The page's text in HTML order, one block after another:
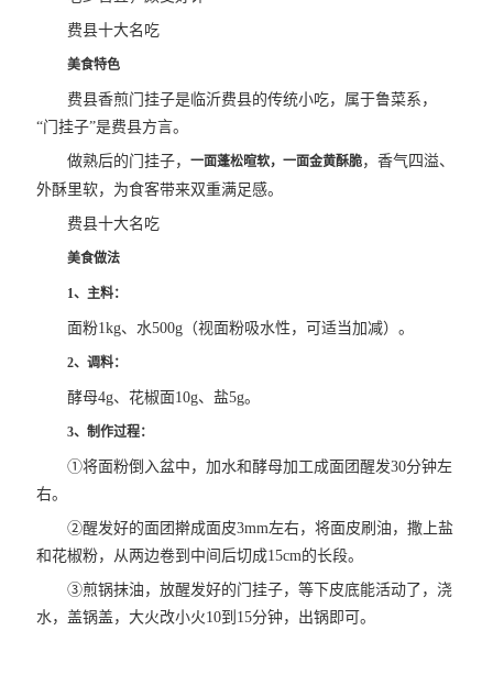
费县十大名吃
美食特色
费县香煎门挂子是临沂费县的传统小吃，属于鲁菜系，
“门挂子”是费县方言。
做熟后的门挂子，一面蓬松暄软，一面金黄酥脆，香气四溢、
外酥里软，为食客带来双重满足感。
费县十大名吃
美食做法
1、主料：
面粉1kg、水500g（视面粉吸水性，可适当加减）。
2、调料：
酵母4g、花椒面10g、盐5g。
3、制作过程：
①将面粉倒入盆中，加水和酵母加工成面团醒发30分钟左
右。
②醒发好的面团擀成面皮3mm左右，将面皮刷油，撒上盐
和花椒粉，从两边卷到中间后切成15cm的长段。
③煎锅抹油，放醒发好的门挂子，等下皮底能活动了，浇
水，盖锅盖，大火改小火10到15分钟，出锅即可。